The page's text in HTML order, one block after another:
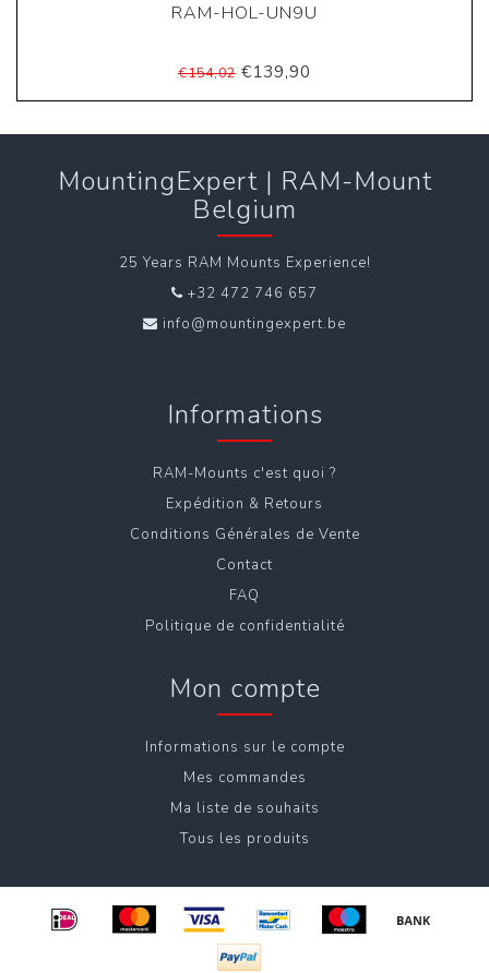
RAM-HOL-UN9U
€154,02 €139,90
MountingExpert | RAM-Mount
Belgium
25 Years RAM Mounts Experience!
+32 472 746 657
info@mountingexpert.be
Informations
RAM-Mounts c'est quoi ?
Expédition & Retours
Conditions Générales de Vente
Contact
FAQ
Politique de confidentialité
Mon compte
Informations sur le compte
Mes commandes
Ma liste de souhaits
Tous les produits